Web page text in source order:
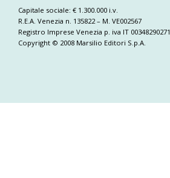
Capitale sociale: € 1.300.000 i.v.
R.E.A. Venezia n. 135822 – M. VE002567
Registro Imprese Venezia p. iva IT 00348290271
Copyright © 2008 Marsilio Editori S.p.A.